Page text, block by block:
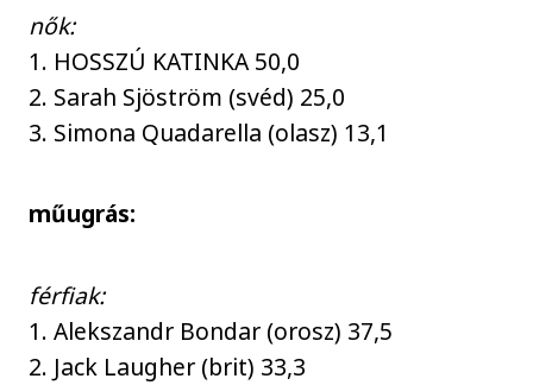
nők:
1. HOSSZÚ KATINKA 50,0
2. Sarah Sjöström (svéd) 25,0
3. Simona Quadarella (olasz) 13,1
műugrás:
férfiak:
1. Alekszandr Bondar (orosz) 37,5
2. Jack Laugher (brit) 33,3